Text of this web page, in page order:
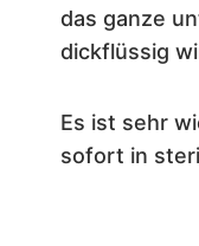
das ganze
dickflüssig
Es ist sehr
sofort in